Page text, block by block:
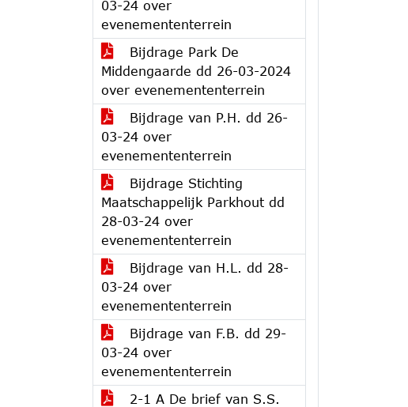
03-24 over
evenemententerrein
Bijdrage Park De
Middengaarde dd 26-03-2024
over evenemententerrein
Bijdrage van P.H. dd 26-
03-24 over
evenemententerrein
Bijdrage Stichting
Maatschappelijk Parkhout dd
28-03-24 over
evenemententerrein
Bijdrage van H.L. dd 28-
03-24 over
evenemententerrein
Bijdrage van F.B. dd 29-
03-24 over
evenemententerrein
2-1 A De brief van S.S.